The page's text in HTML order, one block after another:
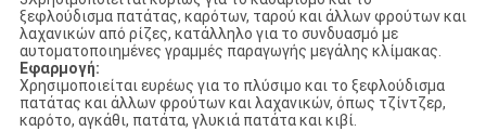
ξεφλούδισμα πατάτας, καρότων, ταρού και άλλων φρούτων και
λαχανικών από ρίζες, κατάλληλο για το συνδυασμό με
αυτοματοποιημένες γραμμές παραγωγής μεγάλης κλίμακας.
Εφαρμογή:
Χρησιμοποιείται ευρέως για το πλύσιμο και το ξεφλούδισμα
πατάτας και άλλων φρούτων και λαχανικών, όπως τζίντζερ,
καρότο, αγκάθι, πατάτα, γλυκιά πατάτα και κιβί.